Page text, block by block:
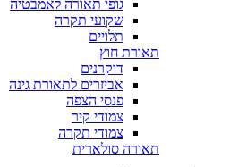
גופי תאורה לאמבטיה
שקועי תקרה
תלויים
תאורת חוץ
דוקרנים
אביזרים לתאורת גינה
פנסי הצפה
צמודי קיר
צמודי תקרה
תאורה סולארית